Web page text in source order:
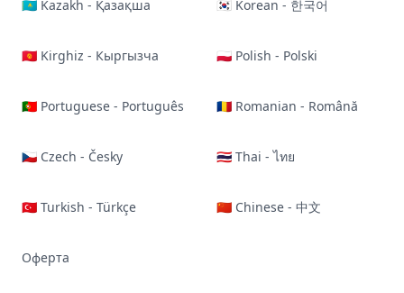
🇰🇿 Kazakh - Қазақша 🇰🇷 Korean - 한국어
🇰🇬 Kirghiz - Кыргызча 🇵🇱 Polish - Polski
🇵🇹 Portuguese - Português 🇷🇴 Romanian - Română
🇨🇿 Czech - Česky 🇹🇭 Thai - ไทย
🇹🇷 Turkish - Türkçe 🇨🇳 Chinese - 中文
Оферта